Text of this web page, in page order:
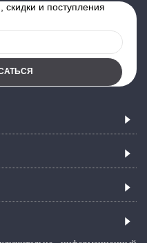
и поступления